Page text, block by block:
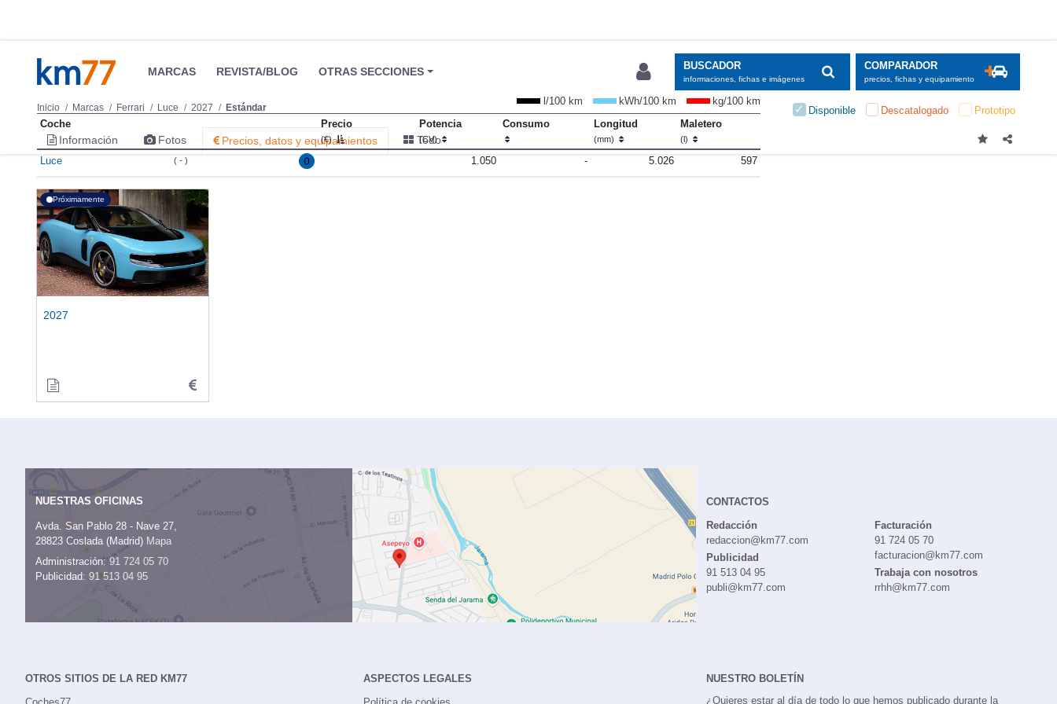
MARCAS REVISTA/BLOG OTRAS SECCIONES BUSCADOR
informaciones, fichas e imágenes
COMPARADOR
precios, fichas y equipamiento
Inicio Marcas Ferrari Luce 2027 Estándar Disponible Descatalogado Prototipo
Información Fotos Precios, datos y equipamientos Todo
l/100 km kWh/100 km
kg/100 km
Coche
Precio
(€)
Potencia
(CV)
Consumo Longitud
(mm)
Maletero
(l)
Luce ( - ) 1.050 - 5.026 597
Próximamente
2027
NUESTRAS OFICINAS
Avda. San Pablo 28 - Nave 27,
28823 Coslada (Madrid) Mapa
Administración:91 724 05 70
Publicidad: 91 513 04 95
CONTACTOS
Redacción
redaccion@km77.com
Publicidad
91 513 04 95
publi@km77.com
Facturación
91 724 05 70
facturacion@km77.com
Trabaja con nosotros
rrhh@km77.com
OTROS SITIOS DE LA RED KM77
ASPECTOS LEGALES
NUESTRO BOLETÍN
¿Quieres estar al día de todo lo que hemos publicado durante la